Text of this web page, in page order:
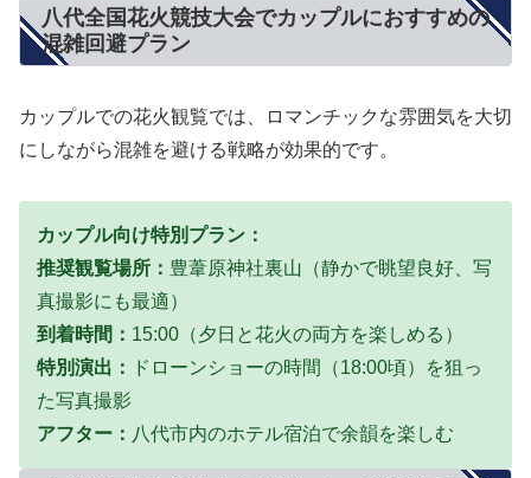
八代全国花火競技大会でカップルにおすすめの
混雑回避プラン
カップルでの花火観覧では、ロマンチックな雰囲気を大切
にしながら混雑を避ける戦略が効果的です。
カップル向け特別プラン：
推奨観覧場所： 豊葦原神社裏山（静かで眺望良好、写
真撮影にも最適）
到着時間： 15:00（夕日と花火の両方を楽しめる）
特別演出：
ドローンショーの時間（18:00頃）を狙っ
た写真撮影
アフター： 八代市内のホテル宿泊で余韻を楽しむ